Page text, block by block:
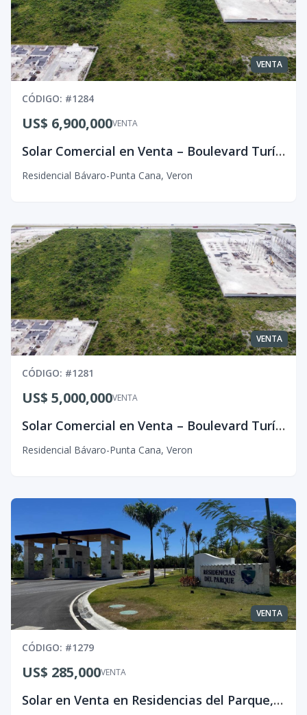
VENTA
CÓDIGO: #1284
VENTA
US$ 6,900,000
Solar Comercial en Venta – Boulevard Turístico del Este, Punta Cana
Residencial Bávaro-Punta Cana, Veron
VENTA
CÓDIGO: #1281
VENTA
US$ 5,000,000
Solar Comercial en Venta – Boulevard Turístico del Este, Punta Cana
Residencial Bávaro-Punta Cana, Veron
VENTA
CÓDIGO: #1279
VENTA
US$ 285,000
Solar en Venta en Residencias del Parque, Cap Cana